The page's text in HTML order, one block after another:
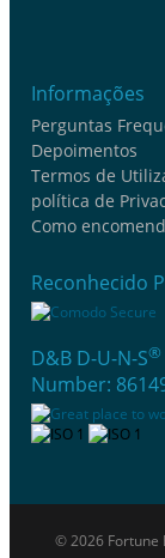
Informações
Perguntas
Depoimentos
Termos de
política de
Como
Reconhecido
D&B D-U-N-S®
Number:
© 2026 Fortune